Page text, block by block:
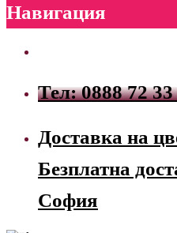
Навигация
Тел: 0888 72 33
Доставка на
Безплатна
София